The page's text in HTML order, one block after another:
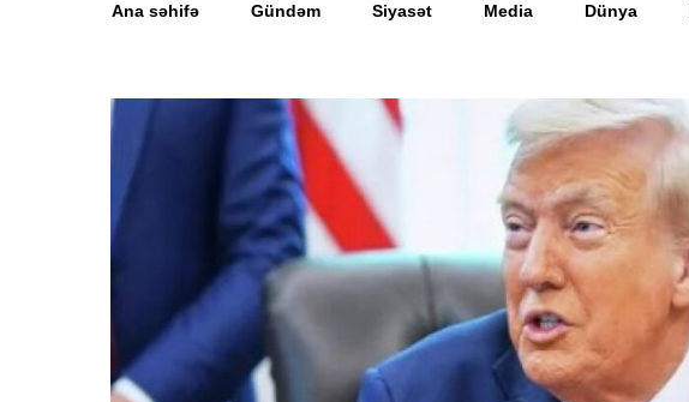
Ana səhifə Gündəm Siyasət Media Dünya